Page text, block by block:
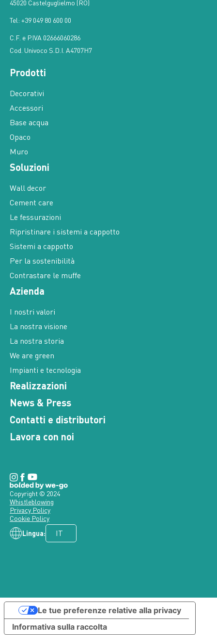
45020 Castelguglielmo (RO)
Tel: +39 049 80 600 00
C.F. e P.IVA 02666060286
Cod. Univoco S.D.I. A4707H7
Prodotti
Decorativi
Accessori
Base acqua
Opaco
Muro
Soluzioni
Wall decor
Cement care
Le fessurazioni
Ripristinare i sistemi a cappotto
Sistemi a cappotto
Per la sostenibilità
Contrastare le muffe
Azienda
I nostri valori
La nostra visione
La nostra storia
We are green
Impianti e tecnologia
Realizzazioni
News & Press
Contatti e distributori
Lavora con noi
Lingua:
Copyright © 2024
Whistleblowing
Privacy Policy
Cookie Policy
Informativa sulla raccolta
Le tue preferenze relative alla privacy